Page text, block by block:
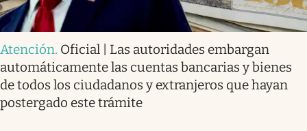
Atención. Oficial | Las autoridades embargan
automáticamente las cuentas bancarias y bienes
de todos los ciudadanos y extranjeros que hayan
postergado este trámite